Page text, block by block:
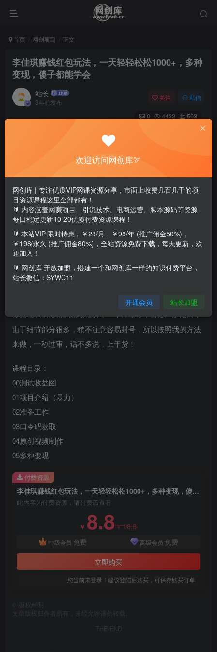
首页 网创项目 正文
李佳琪赚钱红包玩法，一天轻轻松松1000+，多种
变现，傻子都能学会
站长
3年前发布
关注 私信
0 4432 563
今天给大家带来的项目是《李佳琪赚钱红包玩法，一天轻轻
松松1000+，多种变现，傻子都能学会》目前李佳琪直播事
件炒得沸沸扬扬的，我们刚好可以趁这波热度来赚取一份收
是制作李佳琪道歉的话给粉丝们发放福利，从而让粉丝们来
搜索我们的搜索码获取收益，一个作品多平台发广泛撒网，
由于细节部分很多，稍不注意容易封号，所以按照我的方法
来做，一秒过审，话不多说，上干货！
课程目录：
00测试收益图
01项目介绍（暴力）
02准备工作
03口令码获取
04原创视频制作
05多种变现
李佳琪赚钱红包玩法，一天轻轻松松1000+，多种变现，傻子都能学会
此内容为付费资源，请付费后查看
￥ 8.8￥18.8
中级会员 免费 高级会员 免费
立即购买
您当前未登录！建议登陆后购买，可保存购买订单
付费资源
版权声明
文章版权归作者所有，未经允许请勿转载。
THE END
欢迎访问网创库🏹
网创库 | 专注优质VIP网课资源分享，市面上收费几百几千的项
目资源课程这里全部都有！
🔰 内容涵盖网赚项目、引流技术、电商运营、脚本源码等资源，
每日稳定更新10-20优质付费资源课程！
🔰 本站VIP 限时特惠，￥28/月，￥98/年 (推广佣金50%)，
￥198/永久 (推广佣金80%)，全站资源免费下载，每天更新，欢
迎加入！
🔰 网创库 开放加盟，搭建一个和网创库一样的知识付费平台，
站长微信：SYWC11
开通会员 站长加盟